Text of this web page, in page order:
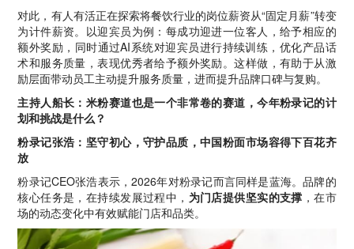
对此，有人有活正在探索将餐饮行业的岗位薪资从“固定月薪”转变
为计件薪资。以迎宾员为例：每成功迎进一位客人，给予相应的
额外奖励，同时通过AI系统对迎宾员进行持续训练，优化产品话
术和服务质量，表现优秀者给予额外奖励。这样做，有助于从激
励层面带动员工主动提升服务质量，进而提升品牌口碑与复购。
主持人船长：米粉赛道也是一个非常卷的赛道，今年粉录记的计
划和挑战是什么？
粉录记张浩：坚守初心，守护品质，中国粉面市场容得下百花齐
放
粉录记CEO张浩表示，2026年对粉录记而言同样是蓝海。品牌的
核心任务是，在持续发展过程中， 为门店提供坚实的支撑 ，在市
场的动态变化中有效赋能门店和品类。